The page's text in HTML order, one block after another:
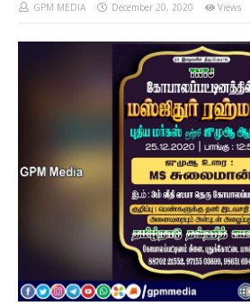
GPM MEDIA December 20, 2020 Views